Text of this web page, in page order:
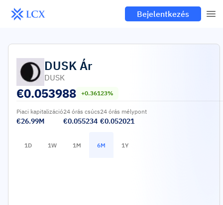
Bejelentkezés
DUSKÁr
DUSK
€0.053988 +0.36123%
Piaci kapitalizáció
€26.99M
24 órás csúcs
€0.055234
24 órás mélypont
€0.052021
1D 1W 1M 6M 1Y